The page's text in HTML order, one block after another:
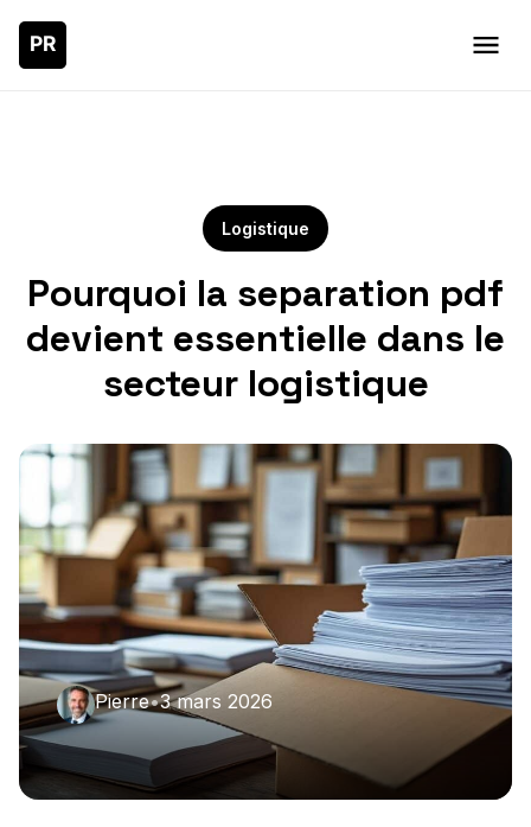
Logistique
Pourquoi la separation pdf
devient essentielle dans le
secteur logistique
Pierre•3 mars 2026